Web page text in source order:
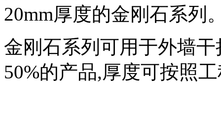
20mm厚度的金刚石系列
金刚石系列可用于外墙干
50%的产品,厚度可按照工